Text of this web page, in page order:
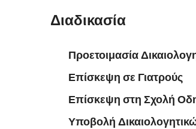
Διαδικασία
Προετοιμασία
Επίσκεψη σε Γιατρούς
Επίσκεψη στη Σχολή
Υποβολή